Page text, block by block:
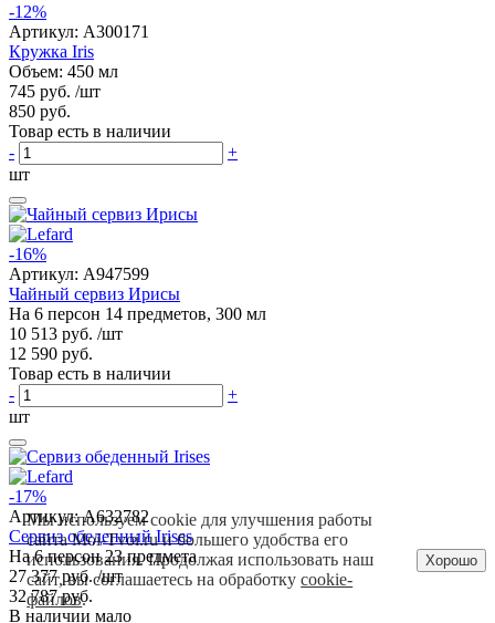
-12%
Артикул: A300171
Кружка Iris
Объем: 450 мл
745 руб. /шт
850 руб.
Товар есть в наличии
-
+
шт
-16%
Артикул: A947599
Чайный сервиз Ирисы
На 6 персон 14 предметов, 300 мл
10 513 руб. /шт
12 590 руб.
Товар есть в наличии
-
+
шт
-17%
Артикул:A632782
Сервиз обеденный Irises
На 6 персон 23 предмета
27 377 руб. /шт
32 787 руб.
В наличии мало
Мы используем cookie для улучшения работы
сайта Moi-Tvoi.ru и большего удобства его
использования. Продолжая использовать наш
сайт, вы соглашаетесь на обработкуcookie-
файлов.
Хорошо